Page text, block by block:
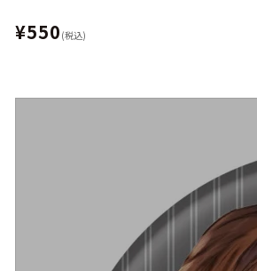
¥550 (税込)